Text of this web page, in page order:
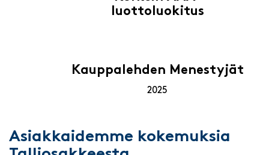
luottoluokitus
Kauppalehden Menestyjät
2025
Asiakkaidemme kokemuksia